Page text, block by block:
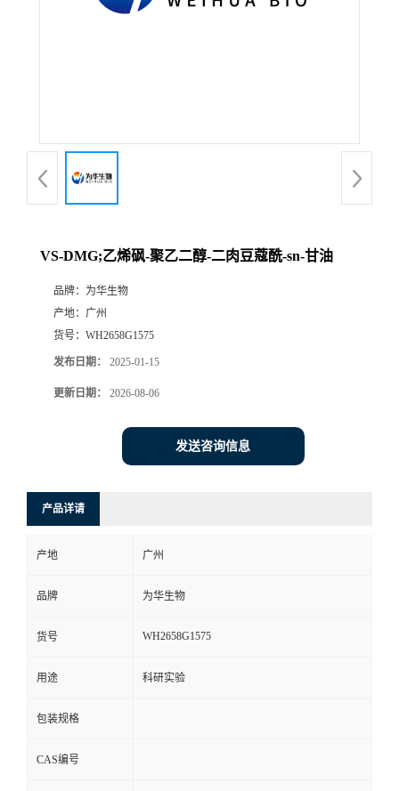
VS-DMG;乙烯砜-聚乙二醇-二肉豆蔻酰-sn-甘油
品牌： 为华生物
产地： 广州
货号： WH2658G1575
发布日期： 2025-01-15
更新日期： 2026-08-06
发送咨询信息
产品详请
产地 广州
品牌 为华生物
货号 WH2658G1575
用途 科研实验
包装规格
CAS编号